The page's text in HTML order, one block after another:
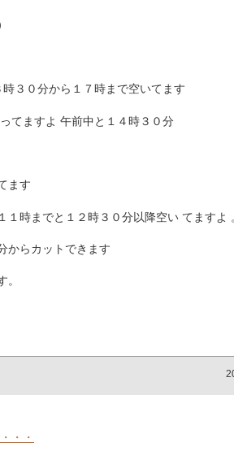
時３０分から１７時まで空いてます
てますよ 午前中と１４時３０分
ます
１時までと１２時３０分以降空い てますよ
からカットできます
。
・・